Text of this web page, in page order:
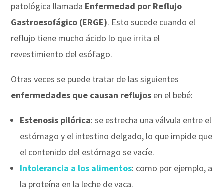
patológica llamada Enfermedad por Reflujo
Gastroesofágico (ERGE). Esto sucede cuando el
reflujo tiene mucho ácido lo que irrita el
revestimiento del esófago.
Otras veces se puede tratar de las siguientes
enfermedades que causan reflujos en el bebé:
Estenosis pilórica: se estrecha una válvula entre el
estómago y el intestino delgado, lo que impide que
el contenido del estómago se vacíe.
Intolerancia a los alimentos: como por ejemplo, a
la proteína en la leche de vaca.